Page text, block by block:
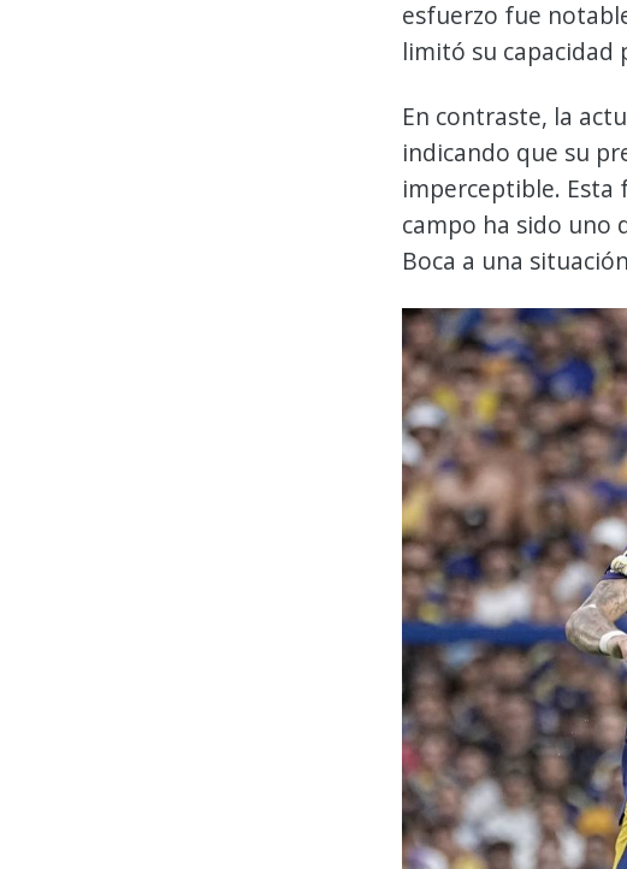
esfuerzo fue
limitó su capacidad
En contraste, la
indicando que su
imperceptible. Esta
campo ha sido uno
Boca a una